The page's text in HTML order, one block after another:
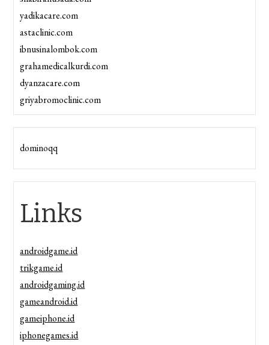
yadikacare.com
astaclinic.com
ibnusinalombok.com
grahamedicalkurdi.com
dyanzacare.com
griyabromoclinic.com
dominoqq
Links
androidgame.id
trikgame.id
androidgaming.id
gameandroid.id
gameiphone.id
iphonegames.id